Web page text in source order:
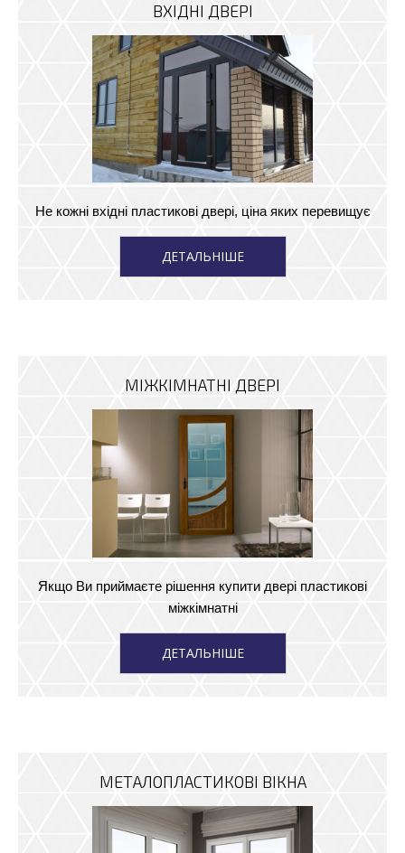
ВХІДНІ ДВЕРІ
Не кожні вхідні пластикові двері, ціна яких перевищує
ДЕТАЛЬНІШЕ
МІЖКІМНАТНІ ДВЕРІ
Якщо Ви приймаєте рішення купити двері пластикові
міжкімнатні
ДЕТАЛЬНІШЕ
МЕТАЛОПЛАСТИКОВІ ВІКНА